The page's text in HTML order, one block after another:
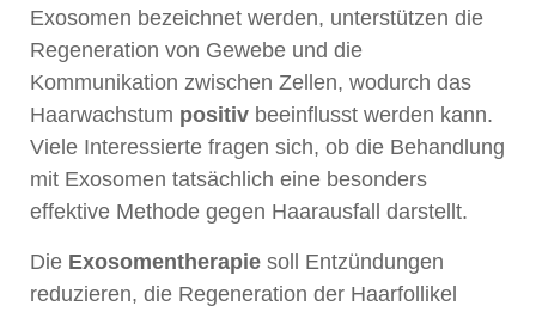
Exosomen bezeichnet werden, unterstützen die
Regeneration von Gewebe und die
Kommunikation zwischen Zellen, wodurch das
Haarwachstum positiv beeinflusst werden kann.
Viele Interessierte fragen sich, ob die Behandlung
mit Exosomen tatsächlich eine besonders
effektive Methode gegen Haarausfall darstellt.
Die Exosomentherapie soll Entzündungen
reduzieren, die Regeneration der Haarfollikel